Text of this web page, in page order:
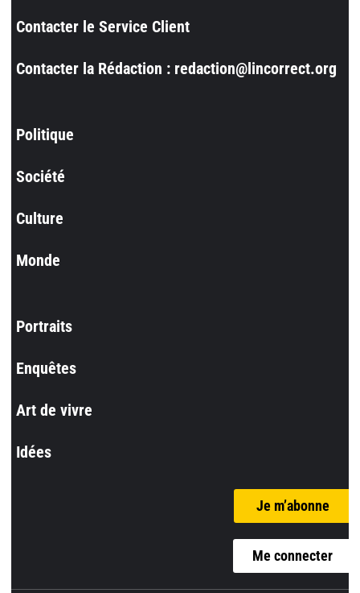
Contacter le Service Client
Contacter la Rédaction : redaction@lincorrect.org
Politique
Société
Culture
Monde
Portraits
Enquêtes
Art de vivre
Idées
Je m’abonne
Me connecter